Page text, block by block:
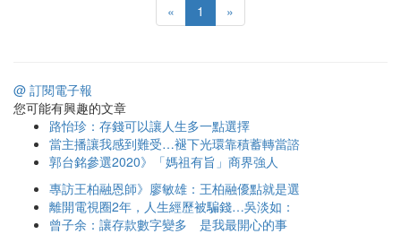
« 1 »
@ 訂閱電子報
您可能有興趣的文章
路怡珍：存錢可以讓人生多一點選擇
當主播讓我感到難受…褪下光環靠積蓄轉當諮
郭台銘參選2020》「媽祖有旨」商界強人
專訪王柏融恩師》廖敏雄：王柏融優點就是選
離開電視圈2年，人生經歷被騙錢…吳淡如：
曾子余：讓存款數字變多 是我最開心的事